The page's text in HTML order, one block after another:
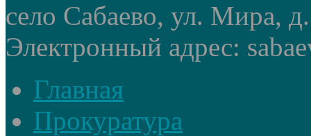
село Сабаево, ул. Мира,
Электронный адрес:
Главная
Прокуратура